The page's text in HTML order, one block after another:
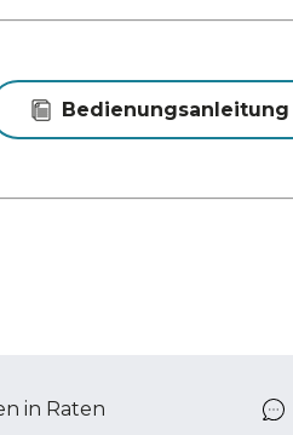
in Raten